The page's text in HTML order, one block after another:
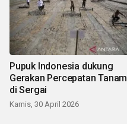
Pupuk Indonesia dukung
Gerakan Percepatan Tanam
di Sergai
Kamis, 30 April 2026